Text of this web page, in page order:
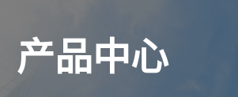
育场
产品中心